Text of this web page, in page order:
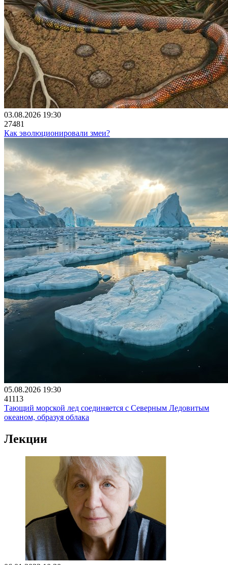
03.08.2026 19:30
27481
Как эволюционировали змеи?
05.08.2026 19:30
41113
Тающий морской лед соединяется с Северным Ледовитым
океаном, образуя облака
Лекции